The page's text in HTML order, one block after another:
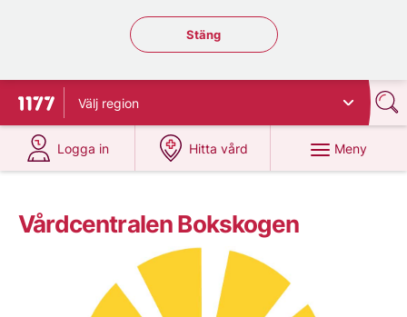
Stäng regionsväljaren
Stäng
Till startsidan för 1177
Välj region
Logga in
på 1177.se
Hitta vård
på 1177.se
Meny
Vårdcentralen Bokskogen